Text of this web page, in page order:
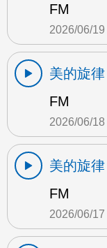
FM
2026/06/19
美的旋律
FM
2026/06/18
美的旋律
FM
2026/06/17